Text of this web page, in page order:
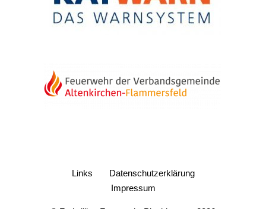
Links
Datenschutzerklärung
Impressum